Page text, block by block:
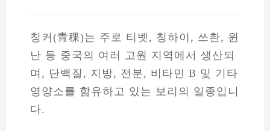
칭커(青稞)는 주로 티벳, 칭하이, 쓰촨, 윈
난 등 중국의 여러 고원 지역에서 생산되
며, 단백질, 지방, 전분, 비타민 B 및 기타
영양소를 함유하고 있는 보리의 일종입니
다.